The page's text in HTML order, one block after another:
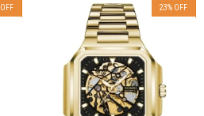
OFF 23% OFF